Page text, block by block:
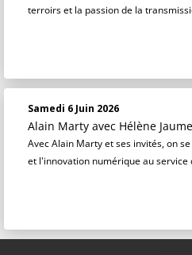
terroirs et la passion de la
Samedi 6 Juin 2026
Alain Marty avec Hélène
Avec Alain Marty et ses invités, on
et l'innovation numérique au service